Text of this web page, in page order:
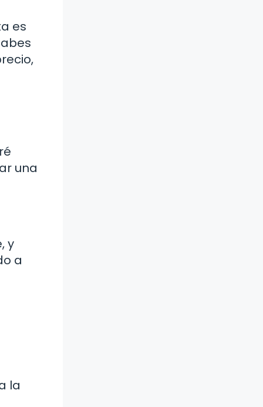
es
una
y
a
la